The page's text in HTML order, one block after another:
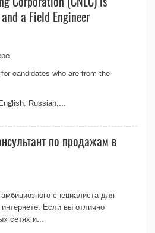
a Field Engineer
candidates who are from the
Russian,...
по продажам в
специалиста для
Если вы отлично
сетях и...